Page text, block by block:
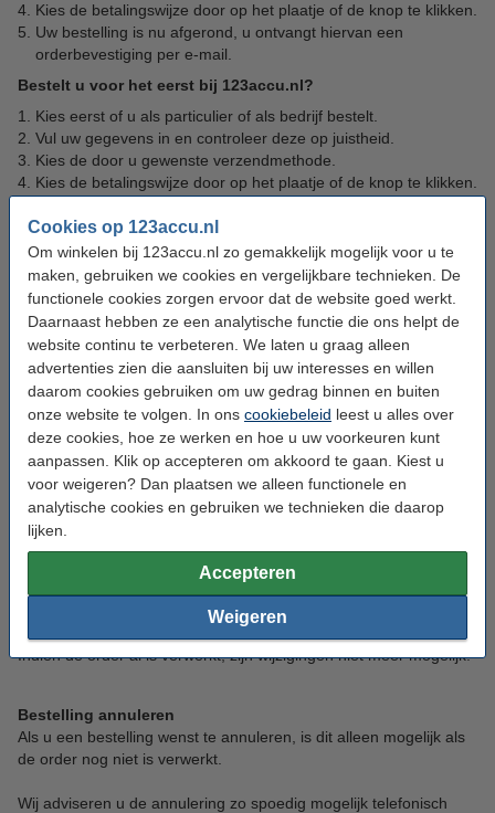
Cookies op 123accu.nl
Om winkelen bij 123accu.nl zo gemakkelijk mogelijk voor u te
maken, gebruiken we cookies en vergelijkbare technieken. De
functionele cookies zorgen ervoor dat de website goed werkt.
Daarnaast hebben ze een analytische functie die ons helpt de
website continu te verbeteren. We laten u graag alleen
advertenties zien die aansluiten bij uw interesses en willen
daarom cookies gebruiken om uw gedrag binnen en buiten
onze website te volgen. In ons cookiebeleid leest u alles over
deze cookies, hoe ze werken en hoe u uw voorkeuren kunt
aanpassen. Klik op accepteren om akkoord te gaan. Kiest u
voor weigeren? Dan plaatsen we alleen functionele en
analytische cookies en gebruiken we technieken die daarop
lijken.
Accepteren
Weigeren
Kies de betalingswijze door op het plaatje of de knop te klikken.
Uw bestelling is nu afgerond, u ontvangt hiervan een
orderbevestiging per e-mail.
Bestelt u voor het eerst bij 123accu.nl?
Kies eerst of u als particulier of als bedrijf bestelt.
Vul uw gegevens in en controleer deze op juistheid.
Kies de door u gewenste verzendmethode.
Kies de betalingswijze door op het plaatje of de knop te klikken.
orderbevestiging per e-mail.
Problemen bij bestellen
• Klikhierals uw winkelwagentje leeg blijft wanneer u een product
toe wilt voegen.
• Klikhier als uw winkelwagentje leeg raakt na het inloggen.
• Klikhierals u problemen heeft met het menu, of helemaal geen
menu links kunt zien.
Bestelling wijzigen
Controleer altijd de bestelling en uw gegevens zorgvuldig voordat
u de bestelling afrondt. Door onze logistieke systemen wordt een
order razendsnel verwerkt. Hierdoor zijn wij niet altijd in staat om
een bestelling nog aan te passen.
Indien de order al is verwerkt, zijn wijzigingen niet meer mogelijk.
Bestelling annuleren
Als u een bestelling wenst te annuleren, is dit alleen mogelijk als
de order nog niet is verwerkt.
Wij adviseren u de annulering zo spoedig mogelijk telefonisch